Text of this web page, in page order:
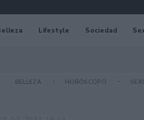
Lifestyle Sociedad
BELLEZA HORÓSCOPO